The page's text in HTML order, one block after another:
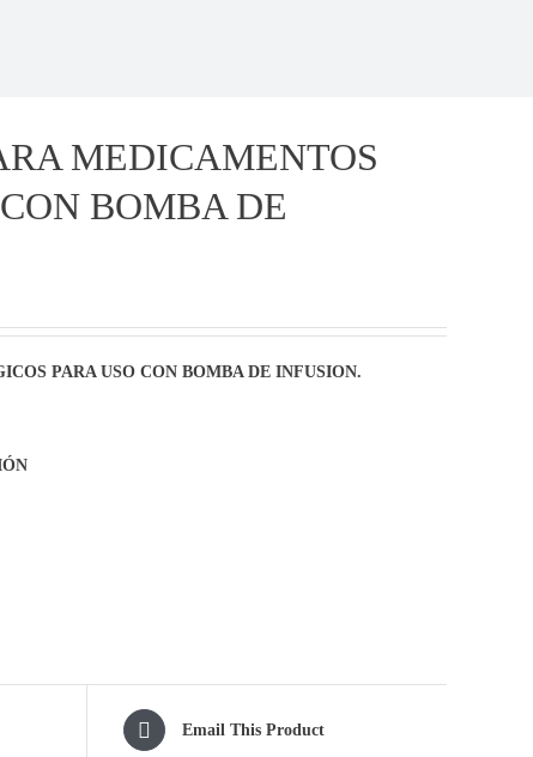
MEDICAMENTOS
BOMBA DE
PARA USO CON BOMBA DE INFUSION.
Email This Product